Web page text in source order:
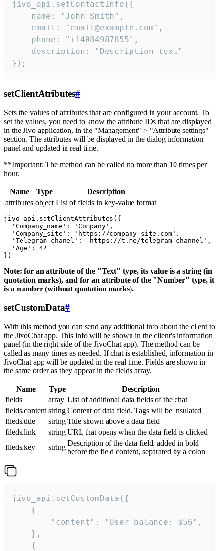
jivo_api.setContactInfo({
    name: "John Smith",
    email: "email@example.com",
    phone: "+14084987855",
    description: "Description text"
});
setClientAtributes#
Sets the values ​​of attributes that are configured in your account. To
set the values, you need to know the attribute IDs that are displayed
in the Jivo application, in the "Management" > "Attribute settings"
section. The attributes will be displayed in the dialog information
panel and updated in real time.
**Important: The method can be called no more than 10 times per
hour.
Name Type
Description
attributes object List of fields in key-value format
jivo_api.setClientAttributes({
  'Company_name': 'Company',
  'Company_site': 'https://company-site.com',
  'Telegram_chanel': 'https://t.me/telegram-channel',
  'Age': 42
Note: for an attribute of the "Text" type, its value is a string (in
quotation marks), and for an attribute of the "Number" type, it
is a number (without quotation marks).
setCustomData#
With this method you can send any additional info about the client to
the JivoChat app. This info will be shown in the client's information
panel (in the right side of the JivoChat app). The method can be
called as many times as needed. If chat is established, information in
JivoChat app will be updated in the real time. Fields are shown in
the same order as they appear in the fields array.
Name Type
Description
fields
array List of additional data fields of the chat
fields.content string Content of data field. Tags will be insulated
fileds.title
string Title shown above a data field
fileds.link
string URL that opens when the data field is clicked
fileds.key
string
Description of the data field, added in bold
before the field content, separated by a colon
jivo_api.setCustomData([
    {
        "content": "User balance: $56",
    },
    {